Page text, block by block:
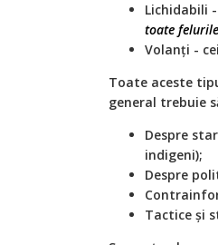
Lichidabili
toate
Volanți -
Toate aceste
general trebuie
Despre
indigeni);
Despre
Tactice și